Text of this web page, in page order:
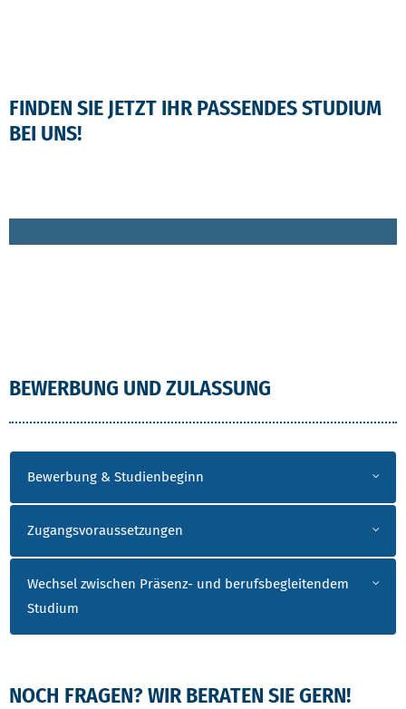
FINDEN SIE JETZT IHR PASSENDES STUDIUM
BEI UNS!
BEWERBUNG UND ZULASSUNG
Bewerbung & Studienbeginn
Zugangsvoraussetzungen
Wechsel zwischen Präsenz- und berufsbegleitendem
Studium
NOCH FRAGEN? WIR BERATEN SIE GERN!